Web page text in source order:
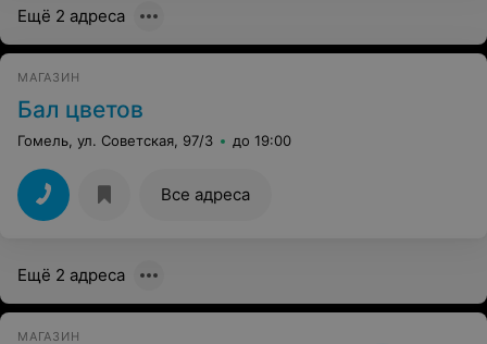
Ещё 2 адреса
МАГАЗИН
Бал цветов
Гомель, ул. Советская, 97/3 до 19:00
Все адреса
Ещё 2 адреса
МАГАЗИН